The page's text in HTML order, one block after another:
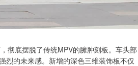
彻底摆脱了传统MPV的臃肿刻板。车头部
烈的未来感。新增的深色三维装饰板不仅